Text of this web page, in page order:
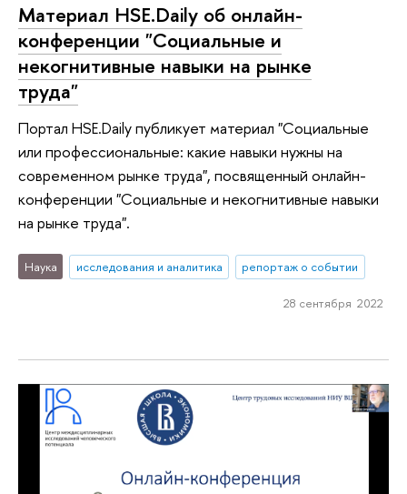
Материал HSE.Daily об онлайн-
конференции "Социальные и
некогнитивные навыки на рынке
труда"
Портал HSE.Daily публикует материал "Социальные
или профессиональные: какие навыки нужны на
современном рынке труда", посвященный онлайн-
конференции "Социальные и некогнитивные навыки
на рынке труда".
Наука исследования и аналитика репортаж о событии
28 сентября 2022